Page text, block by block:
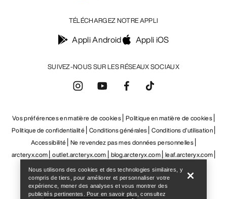
Help
SUIVEZ-NOUS SUR LES RÉSEAUX SOCIAUX
TÉLÉCHARGEZ NOTRE APPLI
Appli Android Appli iOS
Vos préférences en matière de cookies Politique en matière de cookies
Politique de confidentialité Conditions générales Conditions d’utilisation
Accessibilité Ne revendez pas mes données personnelles
arcteryx.com outlet.arcteryx.com blog.arcteryx.com leaf.arcteryx.com
https://resale.arcteryx.ca
Arc'teryx - an Amer Sports Brand
Nous utilisons des cookies et des technologies similaires, y
compris de tiers, pour améliorer et personnaliser votre
expérience, mener des analyses et vous montrer des
publicités pertinentes. Pour en savoir plus, consultez